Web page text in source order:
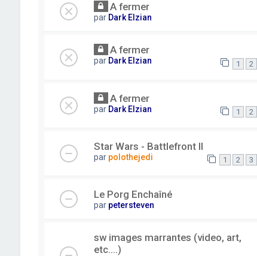
A fermer
par Dark Elzian
A fermer
par Dark Elzian 1 2
A fermer
par Dark Elzian 1 2
Star Wars - Battlefront II
par polothejedi 1 2 3
Le Porg Enchaîné
par petersteven
sw images marrantes (video, art,
etc....)